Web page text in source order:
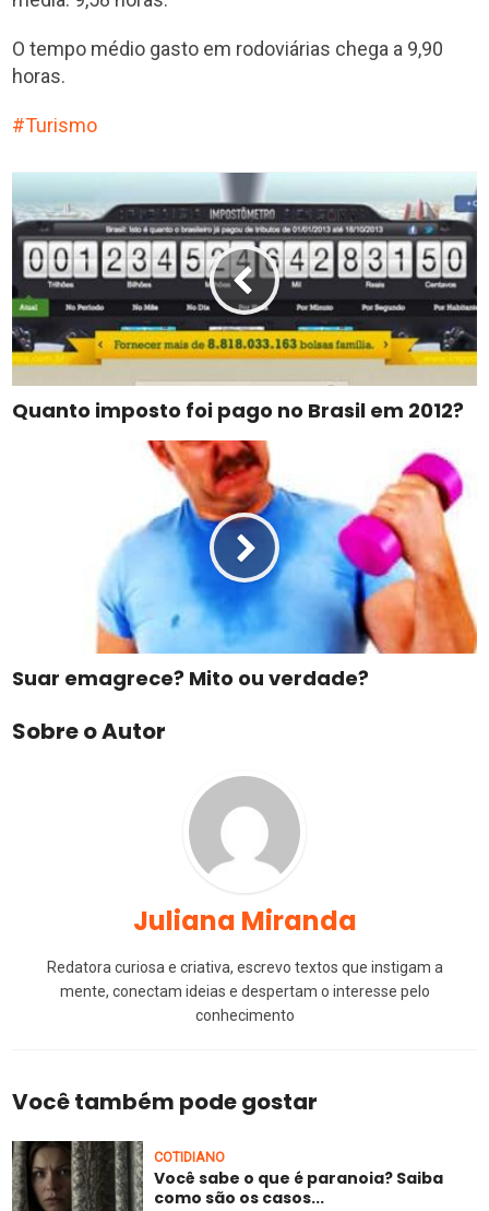
O tempo médio gasto em rodoviárias chega a 9,90
horas.
Turismo
Quanto imposto foi pago no Brasil em 2012?
Suar emagrece? Mito ou verdade?
Sobre o Autor
Juliana Miranda
Redatora curiosa e criativa, escrevo textos que instigam a
mente, conectam ideias e despertam o interesse pelo
conhecimento
Você também pode gostar
COTIDIANO
Você sabe o que é paranoia? Saiba
como são os casos...